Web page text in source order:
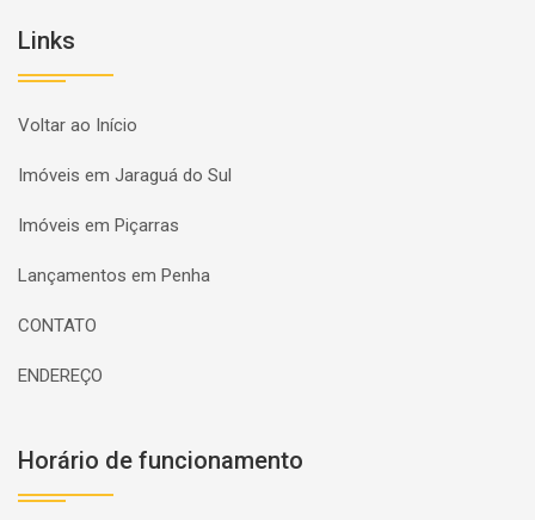
Links
Voltar ao Início
Imóveis em Jaraguá do Sul
Imóveis em Piçarras
Lançamentos em Penha
CONTATO
ENDEREÇO
Horário de funcionamento